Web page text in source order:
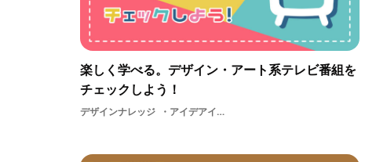
楽しく学べる。デザイン・アート系テレビ番組を
チェックしよう！
デザインナレッジ アイデアインプット情報収集テレビデザイントレンドアートマスメディア絵画情報テレビ番組絵美術art芸術DESIGNアーティスト